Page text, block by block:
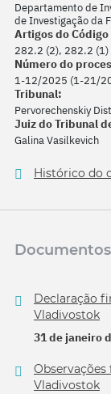
Departamento de
de Investigação da
Artigos do Código
282.2 (2), 282.2 (1)
Número do
1-12/2025 (1-21/
Tribunal:
Pervorechenskiy
Juiz do Tribunal
Galina Vasilkevich
Histórico do
Documentos
Declaração
Vladivostok
31 de janeiro
Vladivostok